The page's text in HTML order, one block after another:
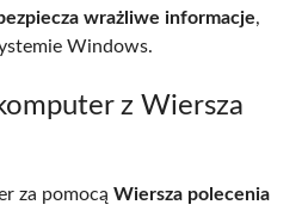
wrażliwe informacje,
Windows.
z Wiersza
za pomocą Wiersza polecenia